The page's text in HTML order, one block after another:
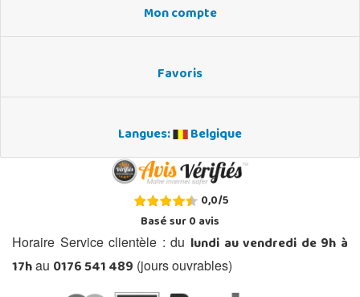
Mon compte
Favoris
Langues: Belgique
0,0/5
Basé sur0avis
Horaire Service clientèle : du lundi au vendredi de 9h à
17hau 0176 541 489 (jours ouvrables)